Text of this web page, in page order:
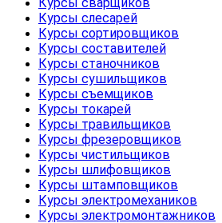
Курсы слесарей
Курсы сортировщиков
Курсы составителей
Курсы станочников
Курсы сушильщиков
Курсы съемщиков
Курсы токарей
Курсы травильщиков
Курсы фрезеровщиков
Курсы чистильщиков
Курсы шлифовщиков
Курсы штамповщиков
Курсы электромехаников
Курсы электромонтажников